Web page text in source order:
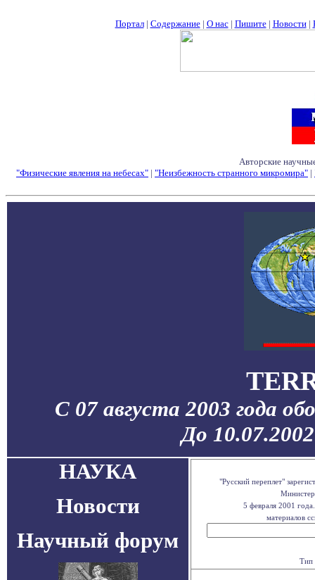
Портал| Содержание| О нас| Пишите| Новости|
Авторские
"Физические явления на небесах" | "Неизбежность странного микромира" |
С 07 августа 2003 года
До
НАУКА
Новости
Научный форум
"Русский переплет"
5 февраля 2001
материалов
Тип